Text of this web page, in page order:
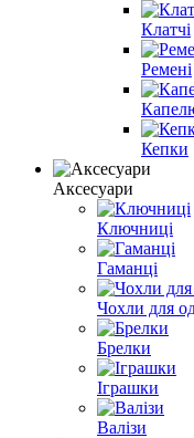
Клатчі
Ремені
Кепки
Аксесуари
Ключниці
Гаманці
Чохли для
Брелки
Іграшки
Валізи